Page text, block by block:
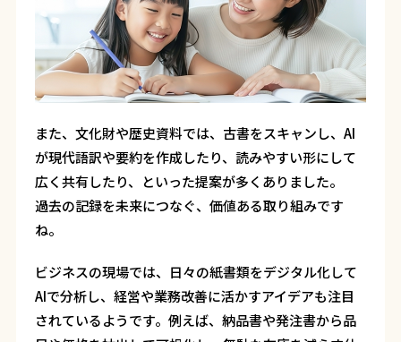
また、文化財や歴史資料では、古書をスキャンし、AI
が現代語訳や要約を作成したり、読みやすい形にして
広く共有したり、といった提案が多くありました。
過去の記録を未来につなぐ、価値ある取り組みです
ね。
ビジネスの現場では、日々の紙書類をデジタル化して
AIで分析し、経営や業務改善に活かすアイデアも注目
されているようです。例えば、納品書や発注書から品